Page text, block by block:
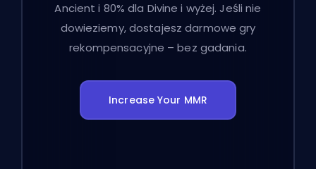
Ancient i 80% dla Divine i wyżej. Jeśli nie
dowieziemy, dostajesz darmowe gry
rekompensacyjne – bez gadania.
Increase Your MMR